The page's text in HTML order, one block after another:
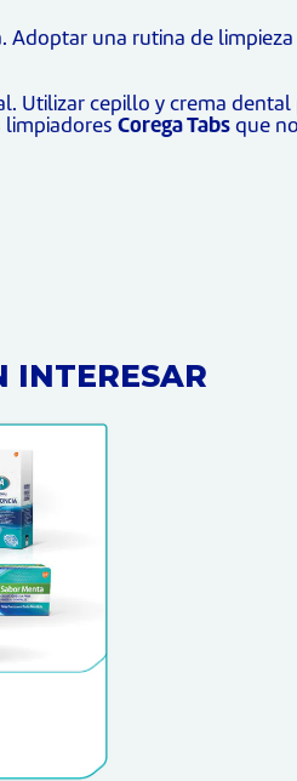
Adoptar una rutina de limpieza
Utilizar cepillo y crema dental
limpiadores Corega Tabs que
INTERESAR